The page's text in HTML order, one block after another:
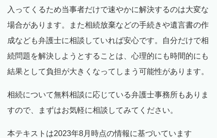
入ってくるため当事者だけで速やかに解決するのは大変な
場合があります。また相続放棄などの手続きや遺言書の作
成なども弁護士に相談していれば安心です。自分だけで相
続問題を解決しようとすることは、心理的にも時間的にも
結果として負担が大きくなってしまう可能性があります。
相続について無料相談に応じている弁護士事務所もありま
すので、まずはお気軽に相談してみてください。
本テキストは2023年8月時点の情報に基づいています